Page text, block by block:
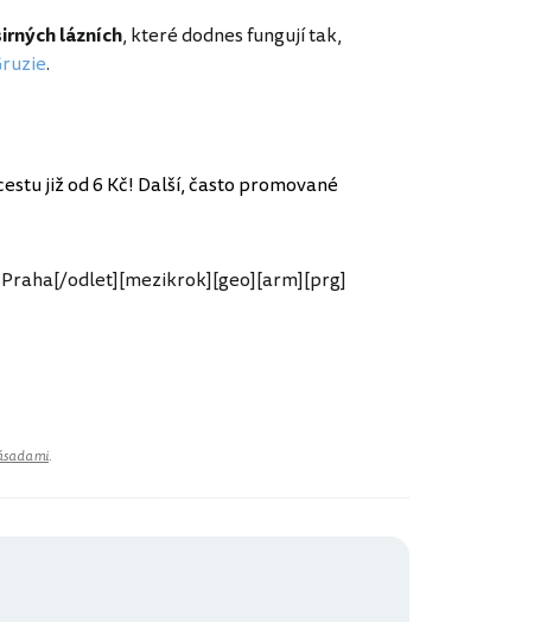
lázních, které dodnes fungují tak,
.
již od 6 Kč! Další, často promované
odlet][mezikrok][geo][arm][prg]
.